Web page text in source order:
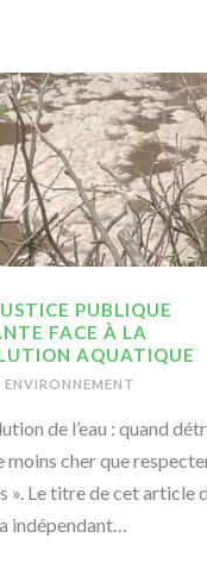
PUBLIQUE
FACE À LA
AQUATIQUE
ENVIRONNEMENT
de l’eau : quand
moins cher que
». Le titre de cet article
indépendant…